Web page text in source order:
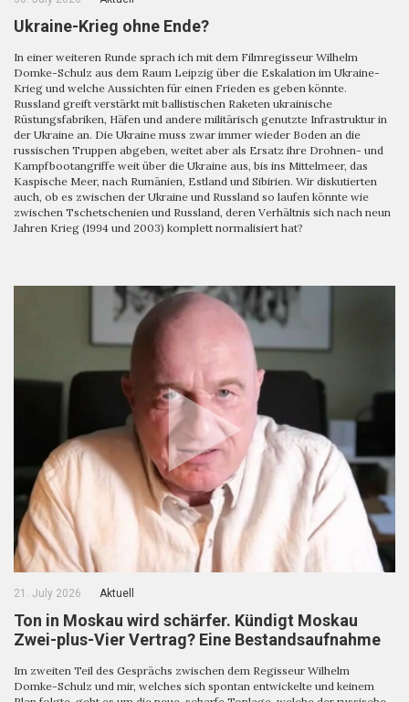
Ukraine-Krieg ohne Ende?
In einer weiteren Runde sprach ich mit dem Filmregisseur Wilhelm
Domke-Schulz aus dem Raum Leipzig über die Eskalation im Ukraine-
Krieg und welche Aussichten für einen Frieden es geben könnte.
Russland greift verstärkt mit ballistischen Raketen ukrainische
Rüstungsfabriken, Häfen und andere militärisch genutzte Infrastruktur in
der Ukraine an. Die Ukraine muss zwar immer wieder Boden an die
russischen Truppen abgeben, weitet aber als Ersatz ihre Drohnen- und
Kampfbootangriffe weit über die Ukraine aus, bis ins Mittelmeer, das
Kaspische Meer, nach Rumänien, Estland und Sibirien. Wir diskutierten
auch, ob es zwischen der Ukraine und Russland so laufen könnte wie
zwischen Tschetschenien und Russland, deren Verhältnis sich nach neun
Jahren Krieg (1994 und 2003) komplett normalisiert hat?
21. July 2026 Aktuell
Ton in Moskau wird schärfer. Kündigt Moskau
Zwei-plus-Vier Vertrag? Eine Bestandsaufnahme
Im zweiten Teil des Gesprächs zwischen dem Regisseur Wilhelm
Domke-Schulz und mir, welches sich spontan entwickelte und keinem